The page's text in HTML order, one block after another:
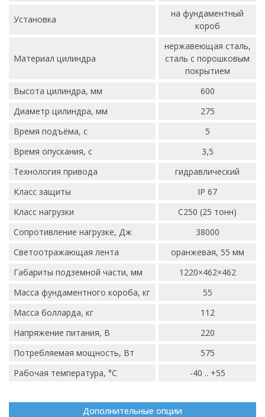
Установка
на фундаментный
короб
Материал цилиндра
нержавеющая сталь,
сталь с порошковым
покрытием
Высота цилиндра, мм
600
Диаметр цилиндра, мм
275
Время подъёма, с
5
Время опускания, с
3,5
Технология привода
гидравлический
Класс защиты
IP 67
Класс нагрузки
C250 (25 тонн)
Сопротивление нагрузке, Дж
38000
Светоотражающая лента
оранжевая, 55 мм
Габариты подземной части, мм
1220×462×462
Масса фундаментного короба, кг
55
Масса болларда, кг
112
Напряжение питания, В
220
Потребляемая мощность, Вт
575
Рабочая температура, °C
-40 .. +55
Дополнительные опции